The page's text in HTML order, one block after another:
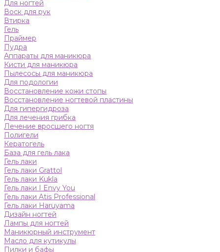
Для ногтей
Воск для рук
Втирка
Гель
Праймер
Пудра
Аппараты для маникюра
Кисти для маникюра
Пылесосы для маникюра
Для подологии
Восстановление кожи стопы
Восстановление ногтевой пластины
Для гипергидроза
Для лечения грибка
Лечение вросшего ногтя
Полигели
Кератогель
База для гель лака
Гель лаки
Гель лаки Grattol
Гель лаки Kukla
Гель лаки I Envy You
Гель лаки Atis Professional
Гель лаки Haruyama
Дизайн ногтей
Лампы для ногтей
Маникюрный инструмент
Масло для кутикулы
Пилки и бафы